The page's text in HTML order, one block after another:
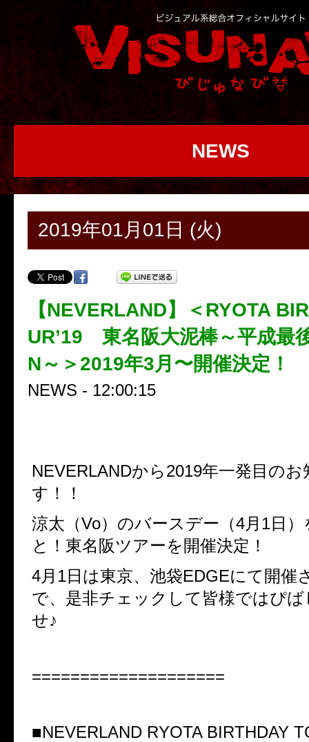
NEWS
2019年01月01日 (火)
【NEVERLAND】＜RYOTA
UR’19 東名阪大泥棒～平成最
N～＞2019年3月〜開催決定！
NEWS - 12:00:15
NEVERLANDから2019年一発目の
す！！
涼太（Vo）のバースデー（4月1日
と！東名阪ツアーを開催決定！
4月1日は東京、池袋EDGEにて開催
で、是非チェックして皆様ではぴ
せ♪
====================
■NEVERLAND RYOTA BIRTHDAY